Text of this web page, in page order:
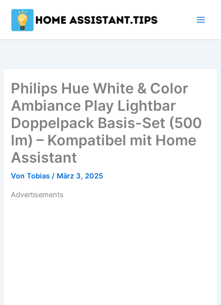
Inhalt
springen
Philips Hue White & Color
Ambiance Play Lightbar
Doppelpack Basis-Set (500
lm) – Kompatibel mit Home
Assistant
VonTobias/ März 3, 2025
Advertisements